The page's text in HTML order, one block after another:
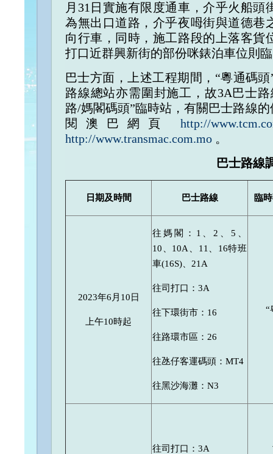
月31日實施有限度通車，介乎火船
為無出口道路，介乎夜呣街與道德巷
向行車，同時，施工路段的上落客貨
打口近群興新街的部份咪錶泊車位則
巴士方面，上述工程期間，“粵通碼
路線總站亦需圍封施工，故3A巴士
路/媽閣碼頭”臨時站，有關巴士路線
閱澳巴網頁http://
http://www.transmac.com.mo 。
巴士路線
日期及時間 巴士路線 臨
2023年6月10日
上午10時起
往媽閣：1、2、5、
10、10A、11、16特班
車(16S)、21A
往司打口：3A
往下環街市：16
往路環市區：26
往氹仔客運碼頭：MT4
往黑沙海灘：N3
“
往司打口：3A